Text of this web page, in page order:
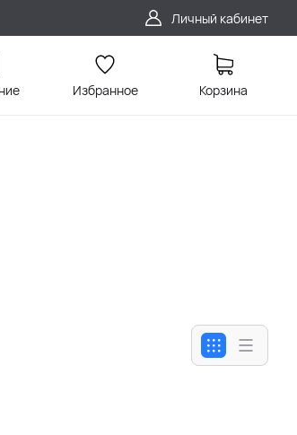
Личный кабинет
Избранное Корзина